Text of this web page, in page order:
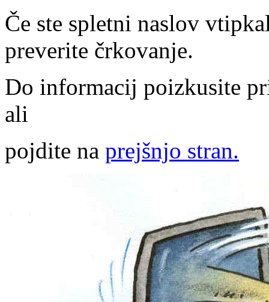
Če ste spletni naslov
preverite črkovanje.
Do informacij poizkusite
ali
pojdite na prejšnjo stran.